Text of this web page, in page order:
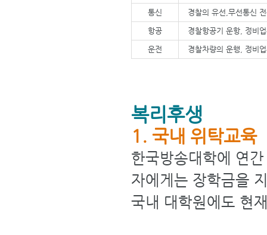
통신 경찰의 유선,무선통신
항공 경찰항공기 운항, 정비
운전 경찰차량의 운행, 정비
복리후생
1. 국내 위탁교육
한국방송대학에 연
자에게는 장학금을
국내 대학원에도 현